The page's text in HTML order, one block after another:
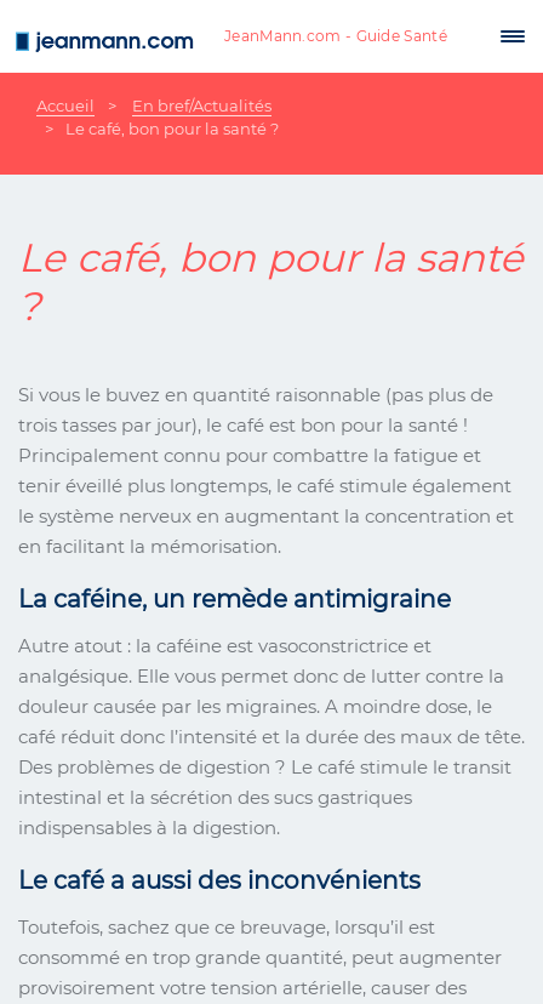
JeanMann.com - Guide Santé
Accueil
En bref/Actualités
Le café, bon pour la santé ?
Le café, bon pour la santé
?
Si vous le buvez en quantité raisonnable (pas plus de
trois tasses par jour), le café est bon pour la santé !
Principalement connu pour combattre la fatigue et
tenir éveillé plus longtemps, le café stimule également
le système nerveux en augmentant la concentration et
en facilitant la mémorisation.
La caféine, un remède antimigraine
Autre atout : la caféine est vasoconstrictrice et
analgésique. Elle vous permet donc de lutter contre la
douleur causée par les migraines. A moindre dose, le
café réduit donc l’intensité et la durée des maux de tête.
Des problèmes de digestion ? Le café stimule le transit
intestinal et la sécrétion des sucs gastriques
indispensables à la digestion.
Le café a aussi des inconvénients
Toutefois, sachez que ce breuvage, lorsqu’il est
consommé en trop grande quantité, peut augmenter
provisoirement votre tension artérielle, causer des